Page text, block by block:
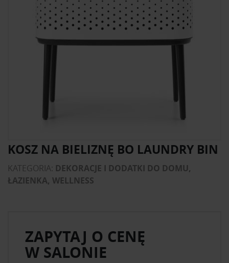
KOSZ NA BIELIZNĘ BO LAUNDRY BIN
KATEGORIA: DEKORACJE I DODATKI DO DOMU,
ŁAZIENKA, WELLNESS
ZAPYTAJ O CENĘ
W SALONIE